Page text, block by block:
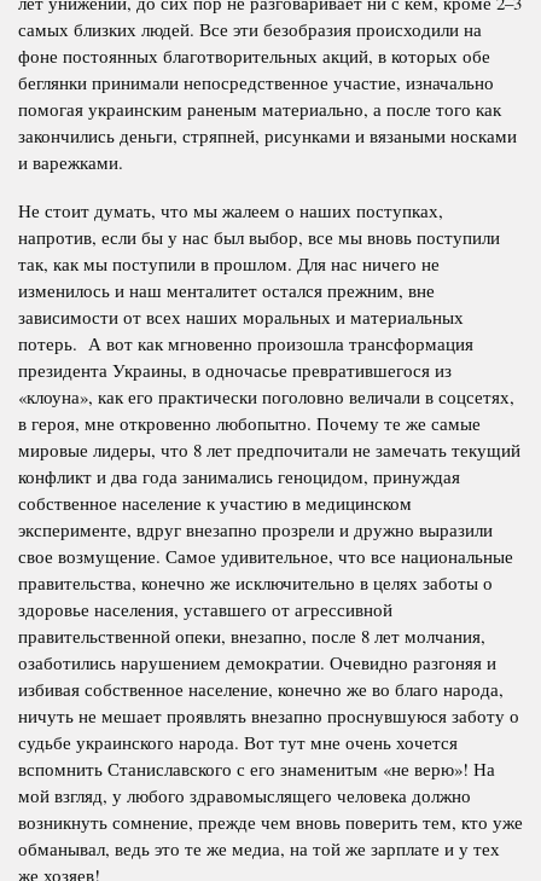
самых близких людей. Все эти безобразия происходили на
фоне постоянных благотворительных акций, в которых обе
беглянки принимали непосредственное участие, изначально
помогая украинским раненым материально, а после того как
закончились деньги, стряпней, рисунками и вязаными носками
и варежками.
Не стоит думать, что мы жалеем о наших поступках,
напротив, если бы у нас был выбор, все мы вновь поступили
так, как мы поступили в прошлом. Для нас ничего не
изменилось и наш менталитет остался прежним, вне
зависимости от всех наших моральных и материальных
потерь. А вот как мгновенно произошла трансформация
президента Украины, в одночасье превратившегося из
«клоуна», как его практически поголовно величали в соцсетях,
в героя, мне откровенно любопытно. Почему те же самые
мировые лидеры, что 8 лет предпочитали не замечать текущий
конфликт и два года занимались геноцидом, принуждая
собственное население к участию в медицинском
эксперименте, вдруг внезапно прозрели и дружно выразили
свое возмущение. Самое удивительное, что все национальные
правительства, конечно же исключительно в целях заботы о
здоровье населения, уставшего от агрессивной
правительственной опеки, внезапно, после 8 лет молчания,
озаботились нарушением демократии. Очевидно разгоняя и
избивая собственное население, конечно же во благо народа,
ничуть не мешает проявлять внезапно проснувшуюся заботу о
судьбе украинского народа. Вот тут мне очень хочется
вспомнить Станиславского с его знаменитым «не верю»! На
мой взгляд, у любого здравомыслящего человека должно
возникнуть сомнение, прежде чем вновь поверить тем, кто уже
обманывал, ведь это те же медиа, на той же зарплате и у тех
же хозяев!